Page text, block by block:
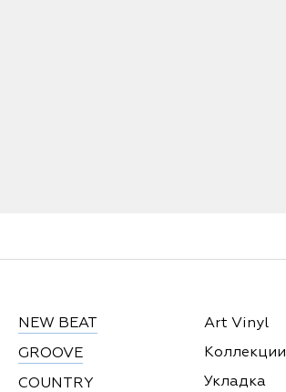
NEW BEAT
GROOVE
COUNTRY
Art Vinyl
Коллекции
Укладка